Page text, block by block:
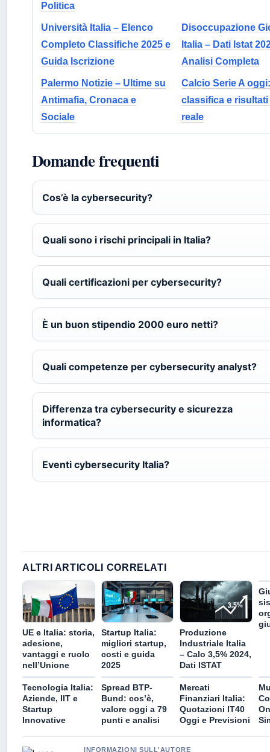
Politica
Università Italia – Elenco
Completo Classifiche 2025 e
Guida Iscrizione
Disoccupazione
Italia – Dati Istat
Analisi Completa
Palermo Notizie – Ultime su
Antimafia, Cronaca e
Sociale
Calcio Serie A oggi:
classifica e
reale
Domande frequenti
Cos’è la cybersecurity?
Quali sono i rischi principali in Italia?
Quali certificazioni per cybersecurity?
È un buon stipendio 2000 euro netti?
Quali competenze per cybersecurity analyst?
Differenza tra cybersecurity e sicurezza
informatica?
Eventi cybersecurity Italia?
ALTRI ARTICOLI CORRELATI
UE e Italia: storia,
adesione,
vantaggi e ruolo
nell’Unione
Startup Italia:
migliori startup,
costi e guida
2025
Produzione
Industriale Italia
– Calo 3,5% 2024,
Dati ISTAT
Tecnologia Italia:
Aziende, IIT e
Startup
Innovative
Spread BTP-
Bund: cos’è,
valore oggi a 79
punti e analisi
Mercati
Finanziari Italia:
Quotazioni IT40
Oggi e Previsioni
INFORMAZIONI SULL'AUTORE